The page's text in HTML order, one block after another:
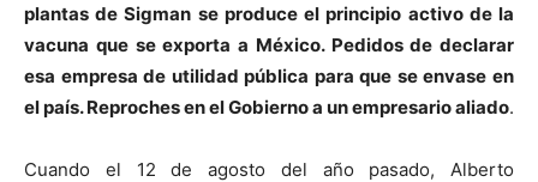
plantas de Sigman se produce el principio activo de la
vacuna que se exporta a México. Pedidos de declarar
esa empresa de utilidad pública para que se envase en
el país. Reproches en el Gobierno a un empresario aliado.
Cuando el 12 de agosto del año pasado, Alberto